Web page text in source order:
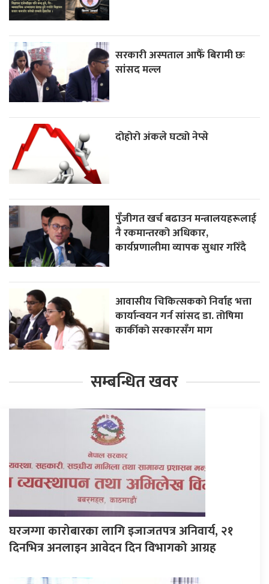
सरकारी अस्पताल आफैँ बिरामी छः
सांसद मल्ल
दोहोरो अंकले घट्यो नेप्से
पुँजीगत खर्च बढाउन मन्त्रालयहरूलाई
नै रकमान्तरको अधिकार,
कार्यप्रणालीमा व्यापक सुधार गरिँदै
आवासीय चिकित्सकको निर्वाह भत्ता
कार्यान्वयन गर्न सांसद डा. तोषिमा
कार्कीको सरकारसँग माग
सम्बन्धित खवर
घरजग्गा कारोबारका लागि इजाजतपत्र अनिवार्य, २१
दिनभित्र अनलाइन आवेदन दिन विभागको आग्रह